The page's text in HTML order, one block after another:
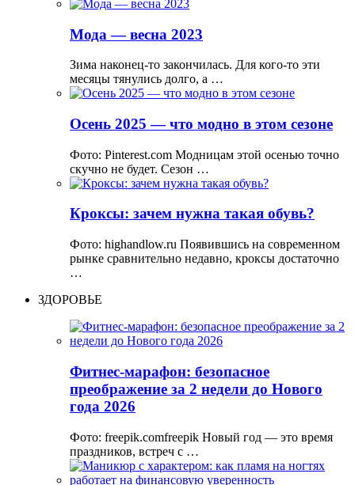
Мода — весна 2023
Зима наконец-то закончилась. Для кого-то эти
месяцы тянулись долго, а …
Осень 2025 — что модно в этом сезоне
Фото: Pinterest.com Модницам этой осенью точно
скучно не будет. Сезон …
Кроксы: зачем нужна такая обувь?
Фото: highandlow.ru Появившись на современном
рынке сравнительно недавно, кроксы достаточно
…
ЗДОРОВЬЕ
Фитнес-марафон: безопасное
преображение за 2 недели до Нового
года 2026
Фото: freepik.comfreepik Новый год — это время
праздников, встреч с …